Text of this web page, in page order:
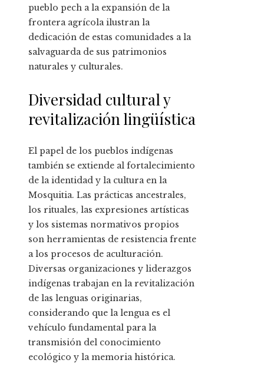
pueblo pech a la expansión de la
frontera agrícola ilustran la
dedicación de estas comunidades a la
salvaguarda de sus patrimonios
naturales y culturales.
Diversidad cultural y
revitalización lingüística
El papel de los pueblos indígenas
también se extiende al fortalecimiento
de la identidad y la cultura en la
Mosquitia. Las prácticas ancestrales,
los rituales, las expresiones artísticas
y los sistemas normativos propios
son herramientas de resistencia frente
a los procesos de aculturación.
Diversas organizaciones y liderazgos
indígenas trabajan en la revitalización
de las lenguas originarias,
considerando que la lengua es el
vehículo fundamental para la
transmisión del conocimiento
ecológico y la memoria histórica.